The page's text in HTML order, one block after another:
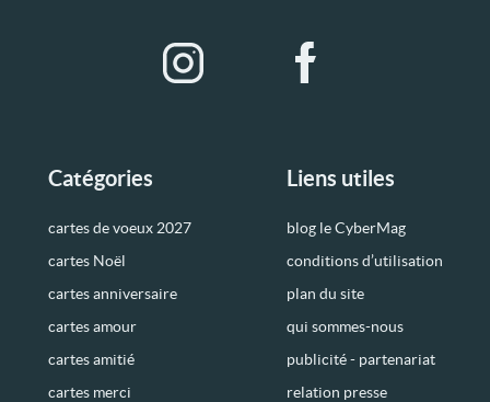
Catégories
cartes de voeux 2027
cartes Noël
cartes anniversaire
cartes amour
cartes amitié
cartes merci
Liens utiles
blog le CyberMag
conditions d’utilisation
plan du site
qui sommes-nous
publicité - partenariat
relation presse